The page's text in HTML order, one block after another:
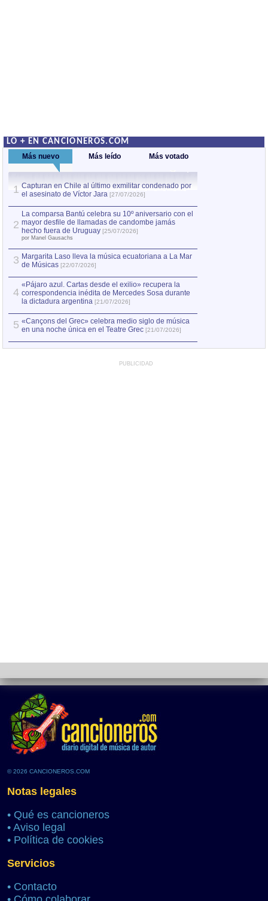
LO + EN CANCIONEROS.COM
Más nuevo Más leído Más votado
1 Capturan en Chile al último exmilitar condenado por
el asesinato de Víctor Jara [27/07/2026]
2
La comparsa Bantú celebra su 10º aniversario con el
mayor desfile de llamadas de candombe jamás
hecho fuera de Uruguay [25/07/2026]
por Manel Gausachs
3 Margarita Laso lleva la música ecuatoriana a La Mar
de Músicas [22/07/2026]
4
«Pájaro azul. Cartas desde el exilio» recupera la
correspondencia inédita de Mercedes Sosa durante
la dictadura argentina [21/07/2026]
5 «Cançons del Grec» celebra medio siglo de música
en una noche única en el Teatre Grec [21/07/2026]
PUBLICIDAD
© 2026 CANCIONEROS.COM
Notas legales
• Qué es cancioneros
• Aviso legal
• Política de cookies
Servicios
• Contacto